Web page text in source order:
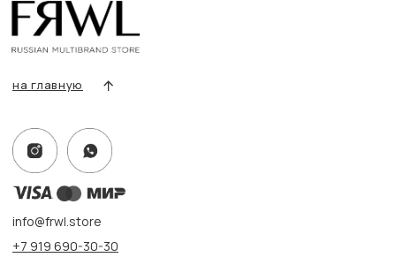
Информация
Политика конфиденциальности
Публичная оферта
Создание сайта
г. Казань, ул. Кремлевская, 2а ПН-ВС с 11:00 до 20:00
Адрес:
ПН-ВС с 10:00 до 22:00